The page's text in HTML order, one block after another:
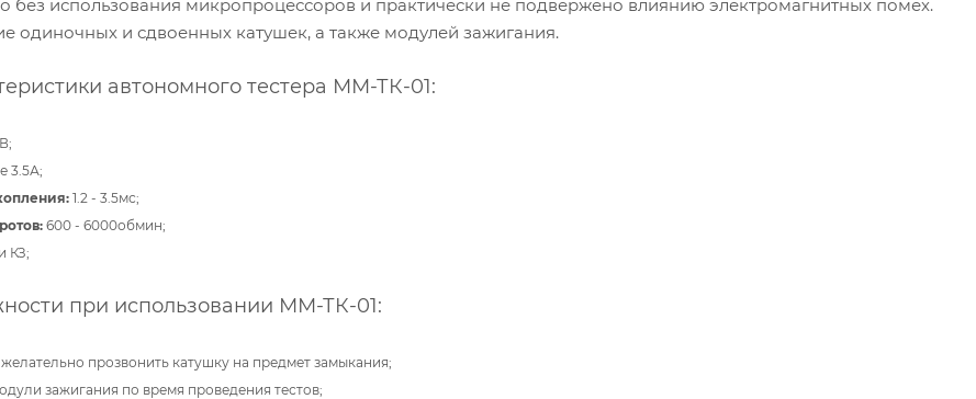
без использования микропроцессоров и практически не подвержено влиянию электромагнитных помех.
одиночных и сдвоенных катушек, а также модулей зажигания.
автономного тестера ММ-ТК-01:
3.5А;
1.2 - 3.5мс;
600 - 6000обмин;
КЗ;
при использовании ММ-ТК-01:
прозвонить катушку на предмет замыкания;
зажигания по время проведения тестов;